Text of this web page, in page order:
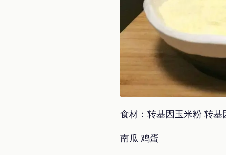
食材：转基因玉米粉 转基
南瓜 鸡蛋